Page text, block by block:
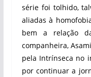
série foi tolhido,
aliadas à
bem a relação
companheira,
pela Intrínseca no
por continuar a